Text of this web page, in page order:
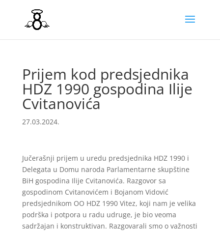
Prijem kod predsjednika
HDZ 1990 gospodina Ilije
Cvitanovića
27.03.2024.
Jučerašnji prijem u uredu predsjednika HDZ 1990 i
Delegata u Domu naroda Parlamentarne skupštine
BiH gospodina Ilije Cvitanovića. Razgovor sa
gospodinom Cvitanovićem i Bojanom Vidović
predsjednikom OO HDZ 1990 Vitez, koji nam je velika
podrška i potpora u radu udruge, je bio veoma
sadržajan i konstruktivan. Razgovarali smo o važnosti